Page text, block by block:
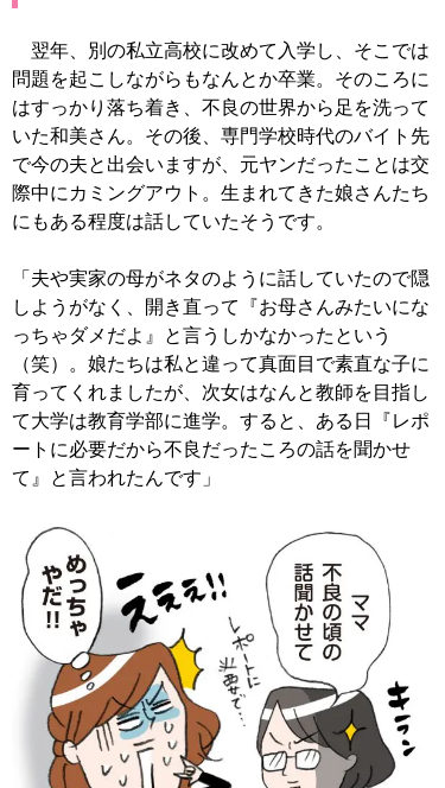
翌年、別の私立高校に改めて入学し、そこでは
問題を起こしながらもなんとか卒業。そのころに
はすっかり落ち着き、不良の世界から足を洗って
いた和美さん。その後、専門学校時代のバイト先
で今の夫と出会いますが、元ヤンだったことは交
際中にカミングアウト。生まれてきた娘さんたち
にもある程度は話していたそうです。
「夫や実家の母がネタのように話していたので隠
しようがなく、開き直って『お母さんみたいにな
っちゃダメだよ』と言うしかなかったという
（笑）。娘たちは私と違って真面目で素直な子に
育ってくれましたが、次女はなんと教師を目指し
て大学は教育学部に進学。すると、ある日『レポ
ートに必要だから不良だったころの話を聞かせ
て』と言われたんです」